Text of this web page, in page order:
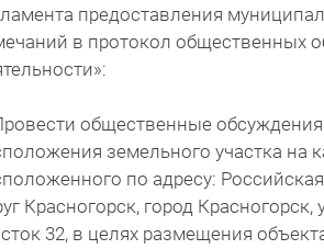
предоставления
в протокол общественных
общественные
земельного участка на
по адресу:
Красногорск, город
32, в целях размещения